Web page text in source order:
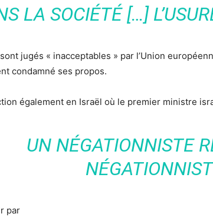
LA SOCIÉTÉ […]
jugés « inacceptables » par l’Union
condamné ses propos.
également en Israël où le premier ministre
UN NÉGATIONNISTE
par